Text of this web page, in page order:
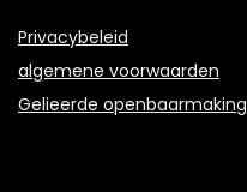
Privacybeleid
algemene voorwaarden
Gelieerde openbaarmaking